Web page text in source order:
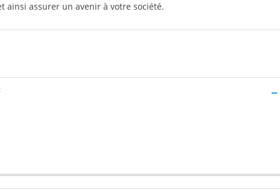
ainsi assurer un avenir à votre société.